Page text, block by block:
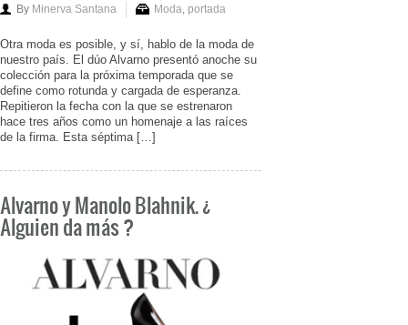
By Minerva Santana Moda, portada
Otra moda es posible, y sí, hablo de la moda de
nuestro país. El dúo Alvarno presentó anoche su
colección para la próxima temporada que se
define como rotunda y cargada de esperanza.
Repitieron la fecha con la que se estrenaron
hace tres años como un homenaje a las raíces
de la firma. Esta séptima […]
Alvarno y Manolo Blahnik. ¿
Alguien da más ?